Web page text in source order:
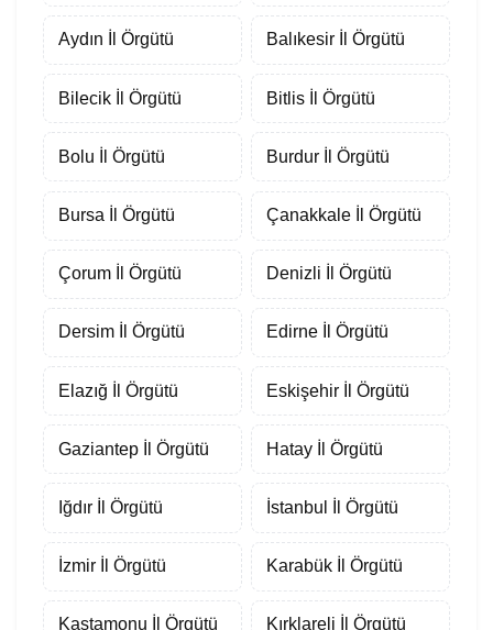
Aydın İl Örgütü Balıkesir İl Örgütü
Bilecik İl Örgütü Bitlis İl Örgütü
Bolu İl Örgütü Burdur İl Örgütü
Bursa İl Örgütü Çanakkale İl Örgütü
Çorum İl Örgütü Denizli İl Örgütü
Dersim İl Örgütü Edirne İl Örgütü
Elazığ İl Örgütü Eskişehir İl Örgütü
Gaziantep İl Örgütü Hatay İl Örgütü
Iğdır İl Örgütü İstanbul İl Örgütü
İzmir İl Örgütü Karabük İl Örgütü
Kastamonu İl Örgütü Kırklareli İl Örgütü